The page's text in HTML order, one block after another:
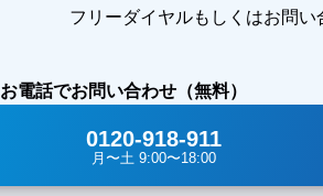
フリーダイヤルもしくはお問い
お電話でお問い合わせ（無料）
0120-918-911
月〜土 9:00〜18:00